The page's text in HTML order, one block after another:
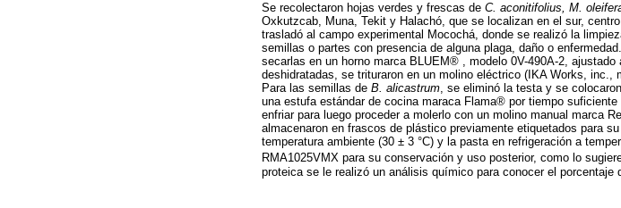
Se recolectaron hojas verdes y frescas de C. aconitifolius, M.
Oxkutzcab, Muna, Tekit y Halachó, que se localizan en el sur,
trasladó al campo experimental Mocochá, donde se realizó la
semillas o partes con presencia de alguna plaga, daño o
secarlas en un horno marca BLUEM® , modelo 0V-490A-2,
deshidratadas, se trituraron en un molino eléctrico (IKA Works,
Para las semillas de B. alicastrum, se eliminó la testa y se
una estufa estándar de cocina maraca Flama® por tiempo
enfriar para luego proceder a molerlo con un molino manual marca
almacenaron en frascos de plástico previamente etiquetados para
temperatura ambiente (30 ± 3 °C) y la pasta en refrigeración a
RMA1025VMX para su conservación y uso posterior, como lo
proteica se le realizó un análisis químico para conocer el porcentaje